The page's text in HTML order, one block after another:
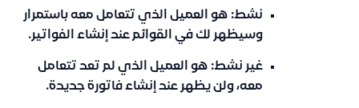
نشط: هو العميل الذي تتعامل معه باستمرار
وسيظهر لك في القوائم عند إنشاء الفواتير.
غير نشط: هو العميل الذي لم تعد تتعامل
معه، ولن يظهر عند إنشاء فاتورة جديدة.